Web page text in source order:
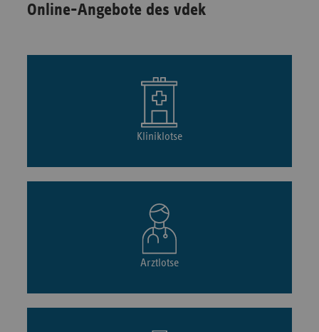
Online-Angebote des vdek
Kliniklotse
Arztlotse